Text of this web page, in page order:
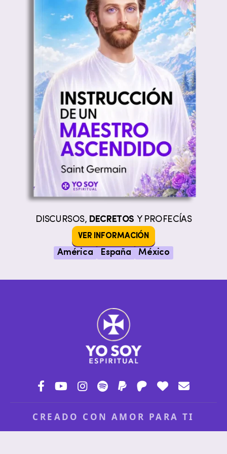
DISCURSOS, DECRETOS Y PROFECÍAS
VER INFORMACIÓN
América España México
CREADO CON AMOR PARA TI